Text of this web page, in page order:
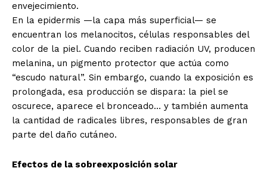
envejecimiento.
En la epidermis —la capa más superficial— se
encuentran los melanocitos, células responsables del
color de la piel. Cuando reciben radiación UV, producen
melanina, un pigmento protector que actúa como
“escudo natural”. Sin embargo, cuando la exposición es
prolongada, esa producción se dispara: la piel se
oscurece, aparece el bronceado… y también aumenta
la cantidad de radicales libres, responsables de gran
parte del daño cutáneo.
Efectos de la sobreexposición solar